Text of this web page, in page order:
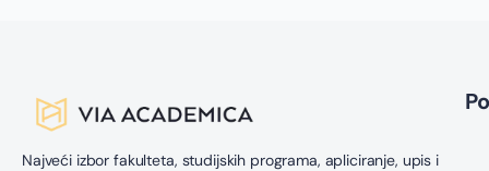
Najveći izbor fakulteta, studijskih programa, apliciranje, upis i